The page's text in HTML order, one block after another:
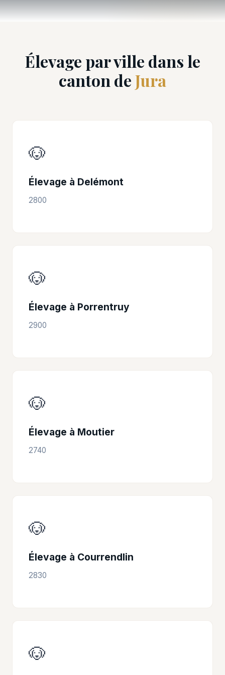
Élevage par ville dans le
canton deJura
🐶
Élevage à Delémont
2800
🐶
Élevage à Porrentruy
2900
🐶
Élevage à Moutier
2740
🐶
Élevage à Courrendlin
2830
🐶